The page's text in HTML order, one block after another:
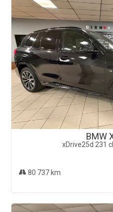
BMW
xDrive25d 231
80 737 km